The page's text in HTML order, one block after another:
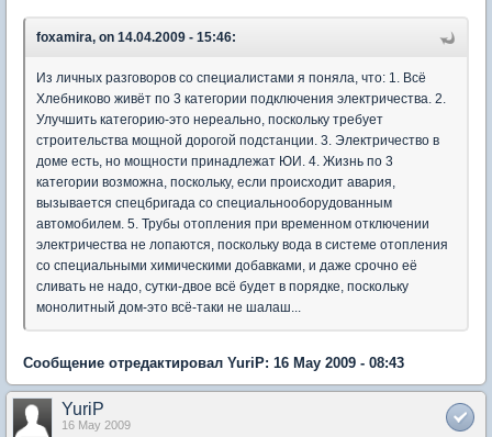
foxamira, on 14.04.2009 - 15:46:
Из личных разговоров со специалистами я поняла, что: 1. Всё
Хлебниково живёт по 3 категории подключения электричества. 2.
Улучшить категорию-это нереально, поскольку требует
строительства мощной дорогой подстанции. 3. Электричество в
доме есть, но мощности принадлежат ЮИ. 4. Жизнь по 3
категории возможна, поскольку, если происходит авария,
вызывается спецбригада со специальнооборудованным
автомобилем. 5. Трубы отопления при временном отключении
электричества не лопаются, поскольку вода в системе отопления
со специальными химическими добавками, и даже срочно её
сливать не надо, сутки-двое всё будет в порядке, поскольку
монолитный дом-это всё-таки не шалаш...
Сообщение отредактировал YuriP: 16 May 2009 - 08:43
YuriP
16 May 2009